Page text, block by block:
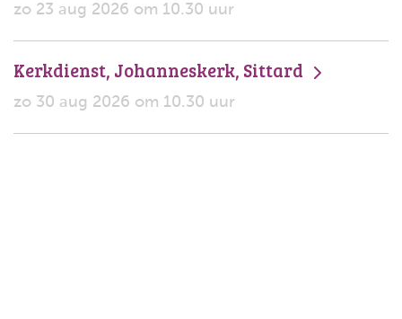
zo 23 aug 2026 om 10.30 uur
Kerkdienst, Johanneskerk, Sittard
zo 30 aug 2026 om 10.30 uur